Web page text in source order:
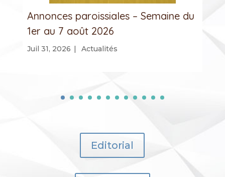
Annonces paroissiales – Semaine du
1er au 7 août 2026
Juil 31, 2026 | Actualités
Editorial